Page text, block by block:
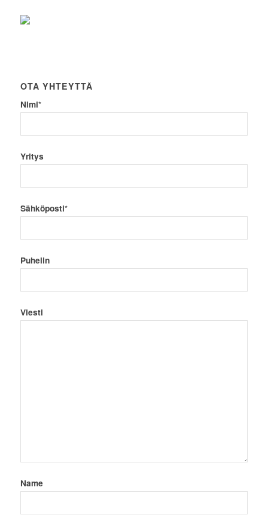
OTA YHTEYTTÄ
Nimi*
Yritys
Sähköposti*
Puhelin
Viesti
Name